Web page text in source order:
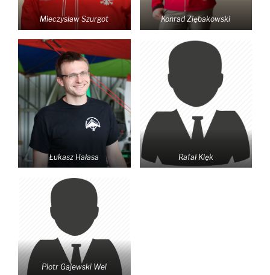
Mieczysław Szurgot Konrad Ziębakowski
Łukasz Hałasa Rafał Klęk
Piotr Gajewski Wel